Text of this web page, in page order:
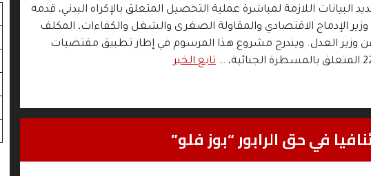
بتحديد البيانات اللازمة لمباشرة عملية التحصيل المتعلق بالإكراه البدني، قدمه
وزير الإدماج الاقتصادي والمقاولة الصغرى والشغل والكفاءات، المكلف
وزير العدل. ويندرج مشروع هذا المرسوم في إطار تطبيق مقتضيات
تابع الخبر